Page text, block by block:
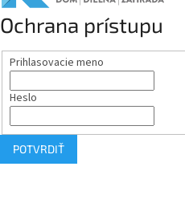
Ochrana prístupu
Prihlasovacie meno
Heslo
POTVRDIŤ